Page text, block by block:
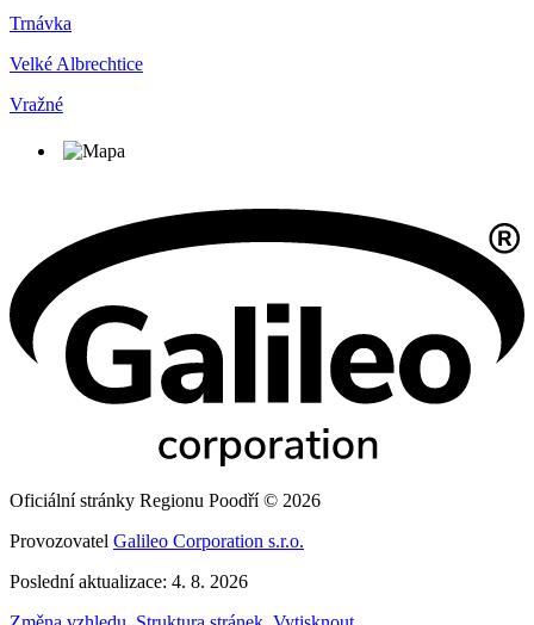
Trnávka
Velké Albrechtice
Vražné
Oficiální stránky Regionu Poodří © 2026
Provozovatel Galileo Corporation s.r.o.
Poslední aktualizace: 4. 8. 2026